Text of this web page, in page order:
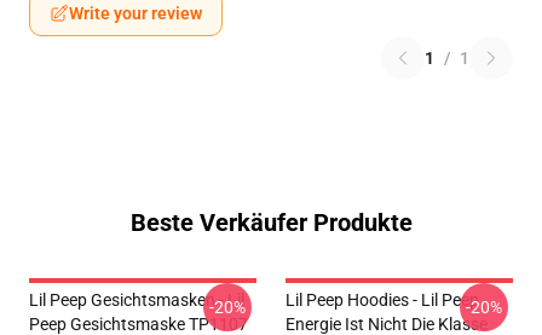
Write your review
1 / 1
Beste Verkäufer Produkte
Lil Peep Gesichtsmasken - Lil
Peep Gesichtsmaske TP1107
-20%
Lil Peep Hoodies - Lil Peep
Energie Ist Nicht Die Klasse
-20%